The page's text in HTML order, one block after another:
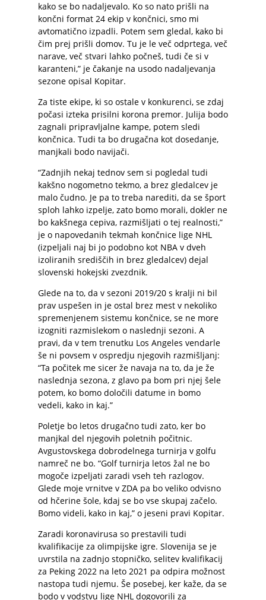
kako se bo nadaljevalo. Ko so nato prišli na
končni format 24 ekip v končnici, smo mi
avtomatično izpadli. Potem sem gledal, kako bi
čim prej prišli domov. Tu je le več odprtega, več
narave, več stvari lahko počneš, tudi če si v
karanteni,” je čakanje na usodo nadaljevanja
sezone opisal Kopitar.
Za tiste ekipe, ki so ostale v konkurenci, se zdaj
počasi izteka prisilni korona premor. Julija bodo
zagnali pripravljalne kampe, potem sledi
končnica. Tudi ta bo drugačna kot dosedanje,
manjkali bodo navijači.
“Zadnjih nekaj tednov sem si pogledal tudi
kakšno nogometno tekmo, a brez gledalcev je
malo čudno. Je pa to treba narediti, da se šport
sploh lahko izpelje, zato bomo morali, dokler ne
bo kakšnega cepiva, razmišljati o tej realnosti,”
je o napovedanih tekmah končnice lige NHL
(izpeljali naj bi jo podobno kot NBA v dveh
izoliranih središčih in brez gledalcev) dejal
slovenski hokejski zvezdnik.
Glede na to, da v sezoni 2019/20 s kralji ni bil
prav uspešen in je ostal brez mest v nekoliko
spremenjenem sistemu končnice, se ne more
izogniti razmislekom o naslednji sezoni. A
pravi, da v tem trenutku Los Angeles vendarle
še ni povsem v ospredju njegovih razmišljanj:
“Ta počitek me sicer že navaja na to, da je že
naslednja sezona, z glavo pa bom pri njej šele
potem, ko bomo določili datume in bomo
vedeli, kako in kaj.”
Poletje bo letos drugačno tudi zato, ker bo
manjkal del njegovih poletnih počitnic.
Avgustovskega dobrodelnega turnirja v golfu
namreč ne bo. “Golf turnirja letos žal ne bo
mogoče izpeljati zaradi vseh teh razlogov.
Glede moje vrnitve v ZDA pa bo veliko odvisno
od hčerine šole, kdaj se bo vse skupaj začelo.
Bomo videli, kako in kaj,” o jeseni pravi Kopitar.
Zaradi koronavirusa so prestavili tudi
kvalifikacije za olimpijske igre. Slovenija se je
uvrstila na zadnjo stopničko, selitev kvalifikacij
za Peking 2022 na leto 2021 pa odpira možnost
nastopa tudi njemu. Še posebej, ker kaže, da se
bodo v vodstvu lige NHL dogovorili za